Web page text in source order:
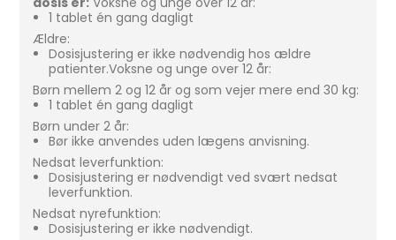
1 tablet én gang dagligt
Ældre:
Dosisjustering er ikke nødvendig hos ældre
patienter.Voksne og unge over 12 år:
Børn mellem 2 og 12 år og som vejer mere end 30 kg:
1 tablet én gang dagligt
Børn under 2 år:
Bør ikke anvendes uden lægens anvisning.
Nedsat leverfunktion:
Dosisjustering er nødvendigt ved svært nedsat
leverfunktion.
Nedsat nyrefunktion:
Dosisjustering er ikke nødvendigt.